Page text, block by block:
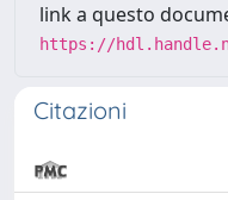
link a questo
https://
Citazioni